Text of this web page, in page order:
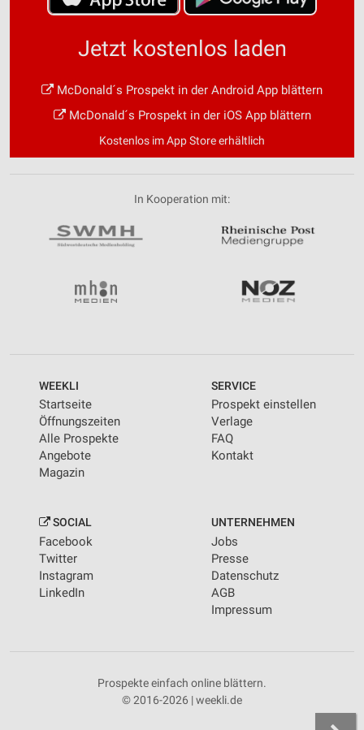
Jetzt kostenlos laden
McDonald´s Prospekt in der Android App blättern
McDonald´s Prospekt in der iOS App blättern
Kostenlos im App Store erhältlich
In Kooperation mit:
WEEKLI
Startseite
Öffnungszeiten
Alle Prospekte
Angebote
Magazin
SERVICE
Prospekt einstellen
Verlage
FAQ
Kontakt
SOCIAL
Facebook
Twitter
Instagram
LinkedIn
UNTERNEHMEN
Jobs
Presse
Datenschutz
AGB
Impressum
Prospekte einfach online blättern.
© 2016-2026 | weekli.de